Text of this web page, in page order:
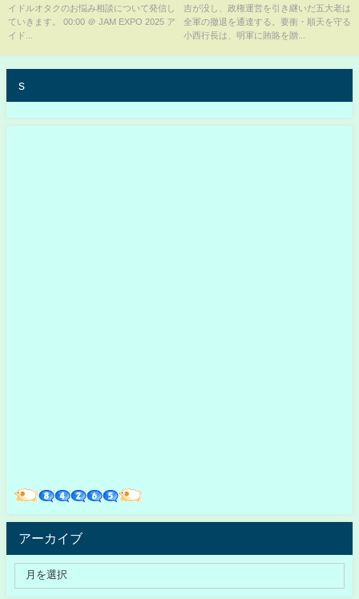
イドルオタクのお悩み相談について発信し
ていきます。 00:00 ＠ JAM EXPO 2025 ア
イド...
吉が没し、政権運営を引き継いだ五大老は
全軍の撤退を通達する。要衝・順天を守る
小西行長は、明軍に賄賂を贈...
s
アーカイブ